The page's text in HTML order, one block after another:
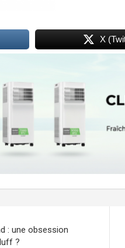
X
: une obsession
?